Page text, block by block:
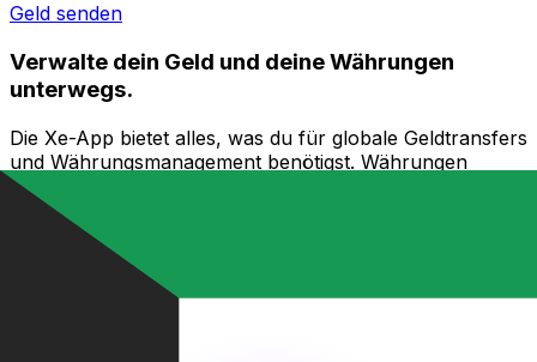
Geld senden
Verwalte dein Geld und deine Währungen
unterwegs.
Die Xe-App bietet alles, was du für globale Geldtransfers
und Währungsmanagement benötigst. Währungen
umrechnen, Kursbenachrichtigungen einrichten und
Geld ins Ausland überweisen, ohne versteckte
Gebühren. Heute herunterladen!